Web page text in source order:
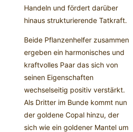
Handeln und fördert darüber
hinaus strukturierende Tatkraft.
Beide Pflanzenhelfer zusammen
ergeben ein harmonisches und
kraftvolles Paar das sich von
seinen Eigenschaften
wechselseitig positiv verstärkt.
Als Dritter im Bunde kommt nun
der goldene Copal hinzu, der
sich wie ein goldener Mantel um